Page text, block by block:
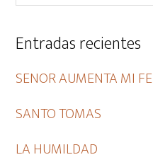
Entradas recientes
SENOR AUMENTA MI FE
SANTO TOMAS
LA HUMILDAD